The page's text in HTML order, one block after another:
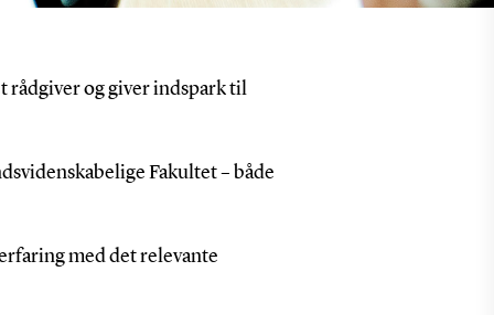
rådgiver og giver indspark til
Fakultet – både
med det relevante